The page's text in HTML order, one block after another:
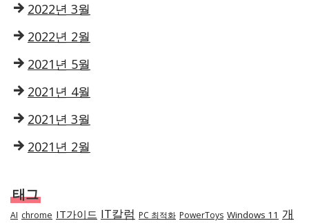
2022년 3월
2022년 2월
2021년 5월
2021년 4월
2021년 3월
2021년 2월
태그
AI chrome IT가이드 IT칼럼 PC 최적화 PowerToys Windows 11 개